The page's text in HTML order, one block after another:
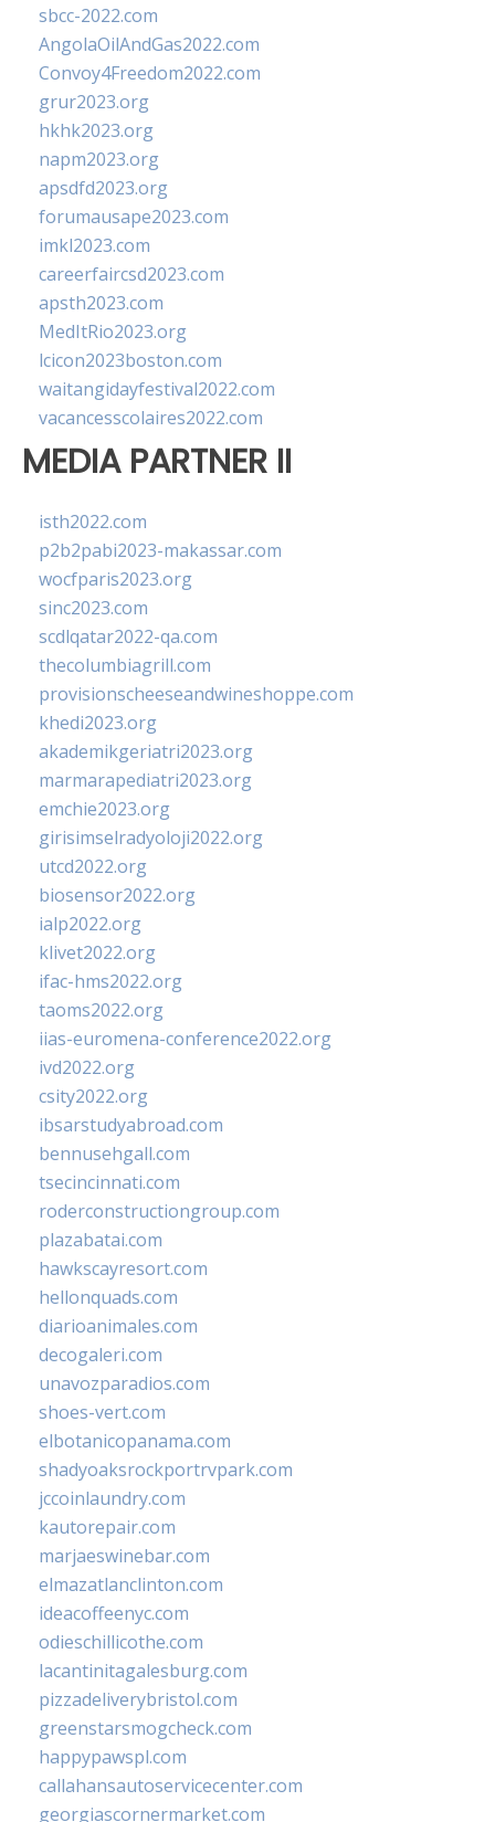
sbcc-2022.com
AngolaOilAndGas2022.com
Convoy4Freedom2022.com
grur2023.org
hkhk2023.org
napm2023.org
apsdfd2023.org
forumausape2023.com
imkl2023.com
careerfaircsd2023.com
apsth2023.com
MedItRio2023.org
lcicon2023boston.com
waitangidayfestival2022.com
vacancesscolaires2022.com
MEDIA PARTNER II
isth2022.com
p2b2pabi2023-makassar.com
wocfparis2023.org
sinc2023.com
scdlqatar2022-qa.com
thecolumbiagrill.com
provisionscheeseandwineshoppe.com
khedi2023.org
akademikgeriatri2023.org
marmarapediatri2023.org
emchie2023.org
girisimselradyoloji2022.org
utcd2022.org
biosensor2022.org
ialp2022.org
klivet2022.org
ifac-hms2022.org
taoms2022.org
iias-euromena-conference2022.org
ivd2022.org
csity2022.org
ibsarstudyabroad.com
bennusehgall.com
tsecincinnati.com
roderconstructiongroup.com
plazabatai.com
hawkscayresort.com
hellonquads.com
diarioanimales.com
decogaleri.com
unavozparadios.com
shoes-vert.com
elbotanicopanama.com
shadyoaksrockportrvpark.com
jccoinlaundry.com
kautorepair.com
marjaeswinebar.com
elmazatlanclinton.com
ideacoffeenyc.com
odieschillicothe.com
lacantinitagalesburg.com
pizzadeliverybristol.com
greenstarsmogcheck.com
happypawspl.com
callahansautoservicecenter.com
georgiascornermarket.com